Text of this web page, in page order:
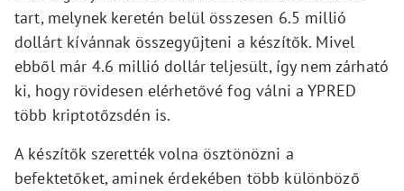
tart, melynek keretén belül összesen 6.5 millió
dollárt kívánnak összegyűjteni a készítők. Mivel
ebből már 4.6 millió dollár teljesült, így nem zárható
ki, hogy rövidesen elérhetővé fog válni a YPRED
több kriptotőzsdén is.
A készítők szerették volna ösztönözni a
befektetőket, aminek érdekében több különböző